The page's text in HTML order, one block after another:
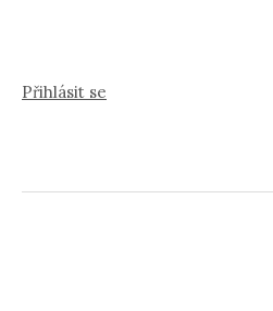
Přihlásit se